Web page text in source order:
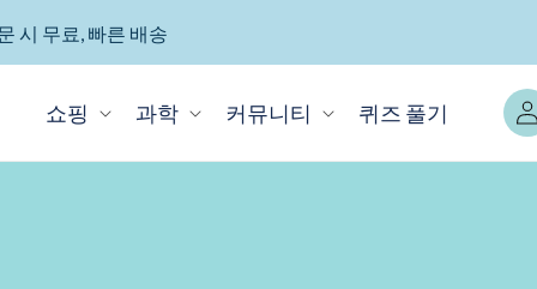
시 무료, 빠른 배송
쇼핑 과학 커뮤니티 퀴즈 풀기
그
인